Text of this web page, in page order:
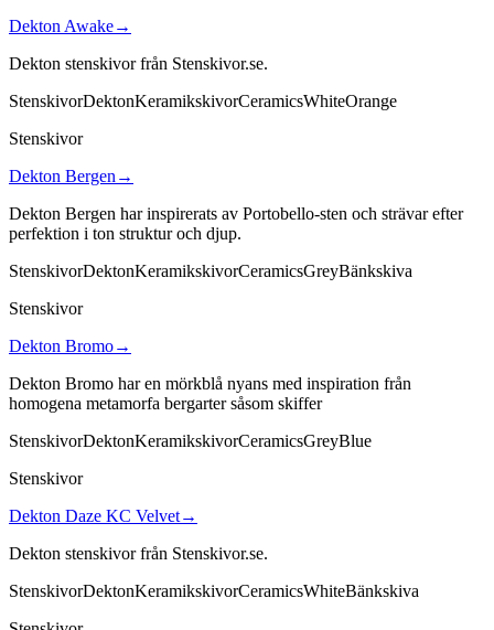
Dekton Awake→
Dekton stenskivor från Stenskivor.se.
StenskivorDektonKeramikskivorCeramicsWhiteOrange
Stenskivor
Dekton Bergen →
Dekton Bergen har inspirerats av Portobello-sten och strävar efter
perfektion i ton struktur och djup.
StenskivorDektonKeramikskivorCeramicsGreyBänkskiva
Stenskivor
Dekton Bromo→
Dekton Bromo har en mörkblå nyans med inspiration från
homogena metamorfa bergarter såsom skiffer
StenskivorDektonKeramikskivorCeramicsGreyBlue
Stenskivor
Dekton Daze KC Velvet→
Dekton stenskivor från Stenskivor.se.
StenskivorDektonKeramikskivorCeramicsWhiteBänkskiva